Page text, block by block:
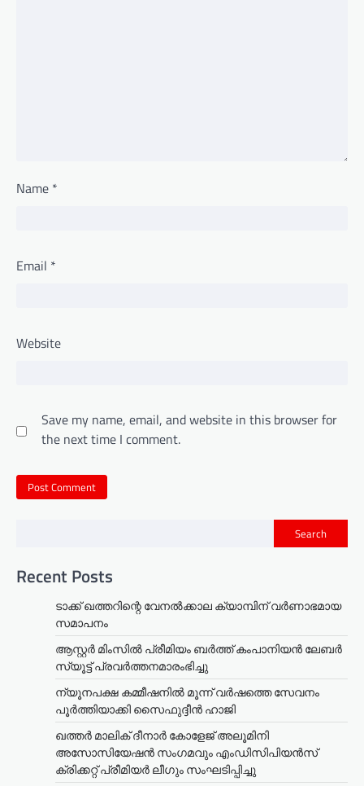
Name *
Email *
Website
Save my name, email, and website in this browser for
the next time I comment.
Search
Recent Posts
ടാക്ക് ഖത്തറിന്റെ വേനൽക്കാല ക്യാമ്പിന് വർണാഭമായ
സമാപനം
ആസ്റ്റർ മിംസിൽ പ്രീമിയം ബർത്ത് കംപാനിയൻ ലേബർ
സ്യൂട്ട് പ്രവർത്തനമാരംഭിച്ചു
ന്യൂനപക്ഷ കമ്മീഷനിൽ മൂന്ന് വർഷത്തെ സേവനം
പൂർത്തിയാക്കി സൈഫുദ്ദീൻ ഹാജി
ഖത്തർ മാലിക് ദീനാർ കോളേജ് അലൂമിനി
അസോസിയേഷൻ സംഗമവും എംഡിസിപിയൻസ്
ക്രിക്കറ്റ് പ്രീമിയർ ലീഗും സംഘടിപ്പിച്ചു